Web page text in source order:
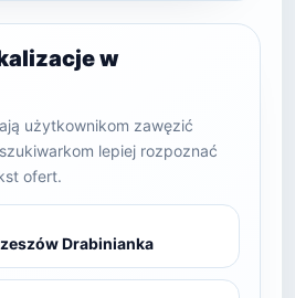
w
użytkownikom zawęzić
lepiej rozpoznać
ofert.
Drabinianka